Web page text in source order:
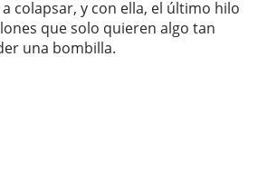
colapsar, y con ella, el último hilo
que solo quieren algo tan
una bombilla.